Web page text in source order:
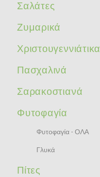
Σαλάτες
Ζυμαρικά
Χριστουγεννιάτικα
Πασχαλινά
Σαρακοστιανά
Φυτοφαγία
Φυτοφαγία - ΟΛΑ
Γλυκά
Πίτες